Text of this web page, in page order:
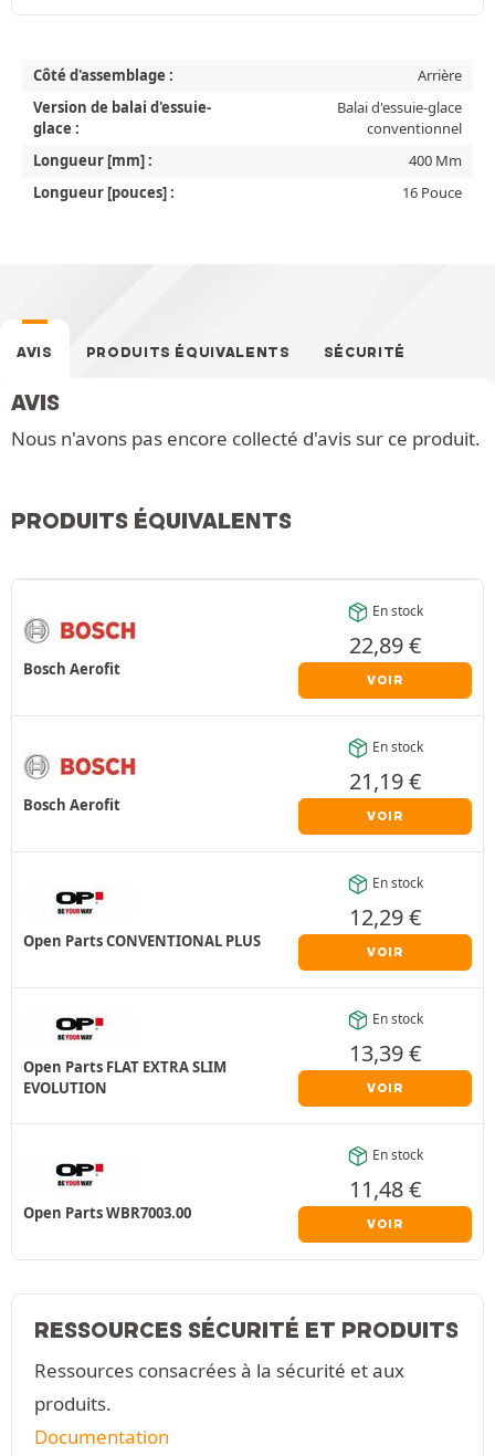
Côté d'assemblage :
Arrière
Version de balai d'essuie-
glace :
Balai d'essuie-glace
conventionnel
Longueur [mm] :
400 Mm
Longueur [pouces] :
16 Pouce
AVIS PRODUITS ÉQUIVALENTS SÉCURITÉ
AVIS
Nous n'avons pas encore collecté d'avis sur ce produit.
PRODUITS ÉQUIVALENTS
Bosch Aerofit
En stock
22,89€
VOIR
Bosch Aerofit
En stock
21,19€
VOIR
Open Parts CONVENTIONAL PLUS
En stock
12,29€
VOIR
Open Parts FLAT EXTRA SLIM
EVOLUTION
En stock
13,39€
VOIR
Open Parts WBR7003.00
En stock
11,48€
VOIR
RESSOURCES SÉCURITÉ ET PRODUITS
Ressources consacrées à la sécurité et aux
produits.
Documentation